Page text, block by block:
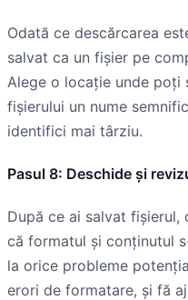
Odată ce descărcarea
salvat ca un fișier pe
Alege o locație unde poți
fișierului un nume
identifici mai târziu.
Pasul 8: Deschide și
După ce ai salvat fișierul,
că formatul și conținutul
la orice probleme
erori de formatare, și fă